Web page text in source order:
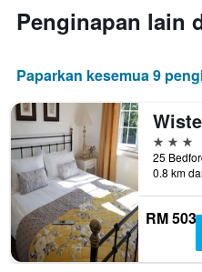
Penginapan lain
Paparkan kesemua 9
3
0.8 km
RM 503